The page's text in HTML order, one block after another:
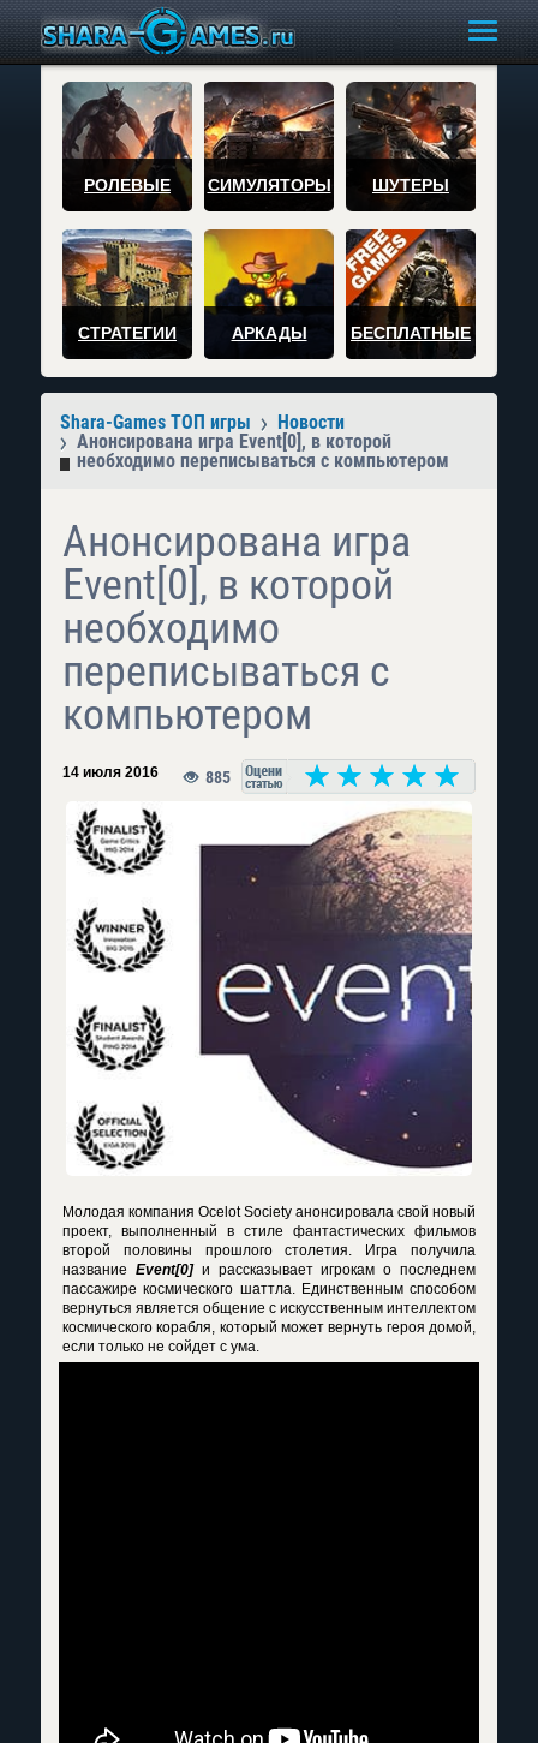
РОЛЕВЫЕ СИМУЛЯТОРЫ ШУТЕРЫ
СТРАТЕГИИ АРКАДЫ БЕСПЛАТНЫЕ
Shara-Games ТОП игры
Новости
Анонсирована игра Event[0], в которой
необходимо переписываться с компьютером
Анонсирована игра
Event[0], в которой
необходимо
переписываться с
компьютером
14 июля 2016 885
Молодая компания Ocelot Society анонсировала свой новый
проект, выполненный в стиле фантастических фильмов
второй половины прошлого столетия. Игра получила
название Event[0]и рассказывает игрокам о последнем
пассажире космического шаттла. Единственным способом
вернуться является общение с искусственным интеллектом
космического корабля, который может вернуть героя домой,
если только не сойдет с ума.